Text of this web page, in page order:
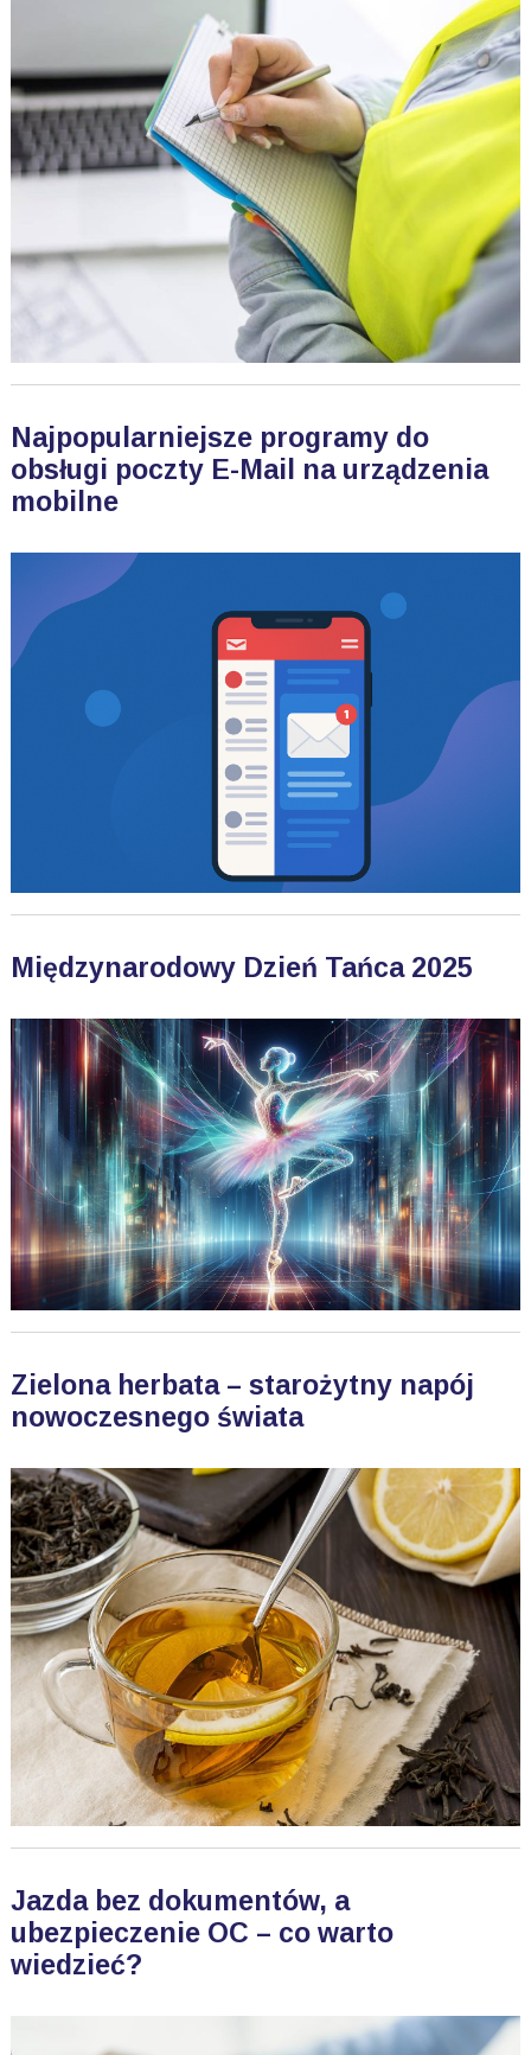
Najpopularniejsze programy do
obsługi poczty E-Mail na urządzenia
mobilne
Międzynarodowy Dzień Tańca 2025
Zielona herbata – starożytny napój
nowoczesnego świata
Jazda bez dokumentów, a
ubezpieczenie OC – co warto
wiedzieć?